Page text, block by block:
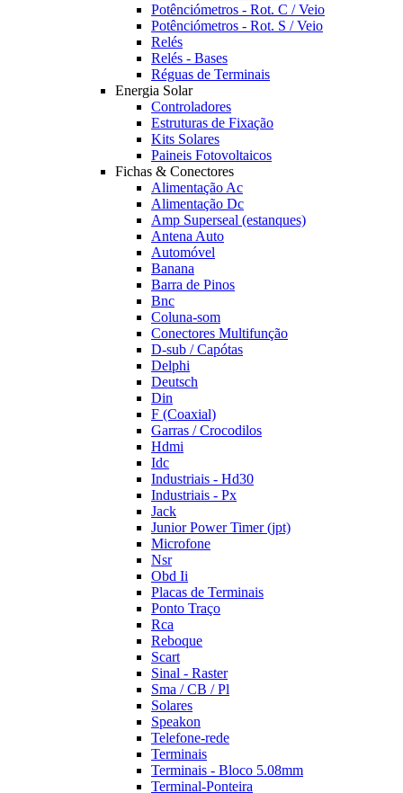
Potênciómetros - Rot. C / Veio
Potênciómetros - Rot. S / Veio
Relés
Relés - Bases
Réguas de Terminais
Energia Solar
Controladores
Estruturas de Fixação
Kits Solares
Paineis Fotovoltaicos
Fichas & Conectores
Alimentação Ac
Alimentação Dc
Amp Superseal (estanques)
Antena Auto
Automóvel
Banana
Barra de Pinos
Bnc
Coluna-som
Conectores Multifunção
D-sub / Capótas
Delphi
Deutsch
Din
F (Coaxial)
Garras / Crocodilos
Hdmi
Idc
Industriais - Hd30
Industriais - Px
Jack
Junior Power Timer (jpt)
Microfone
Nsr
Obd Ii
Placas de Terminais
Ponto Traço
Rca
Reboque
Scart
Sinal - Raster
Sma / CB / Pl
Solares
Speakon
Telefone-rede
Terminais
Terminais - Bloco 5.08mm
Terminal-Ponteira